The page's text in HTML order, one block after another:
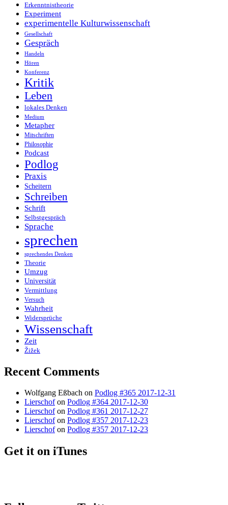
Erkenntnistheorie
Experiment
experimentelle Kulturwissenschaft
Gesellschaft
Gespräch
Handeln
Hören
Konferenz
Kritik
Leben
lokales Denken
Medium
Metapher
Mitschriften
Philosophie
Podcast
Podlog
Praxis
Scheitern
Schreiben
Schrift
Selbstgespräch
Sprache
sprechen
sprechendes Denken
Theorie
Umzug
Universität
Vermittlung
Versuch
Wahrheit
Widersprüche
Wissenschaft
Zeit
Žižek
Recent Comments
Wolfgang Eßbach on Podlog #365 2017-12-31
Lierschofon Podlog #364 2017-12-30
Lierschofon Podlog #361 2017-12-27
Lierschofon Podlog #357 2017-12-23
Lierschofon Podlog #357 2017-12-23
Get it on iTunes